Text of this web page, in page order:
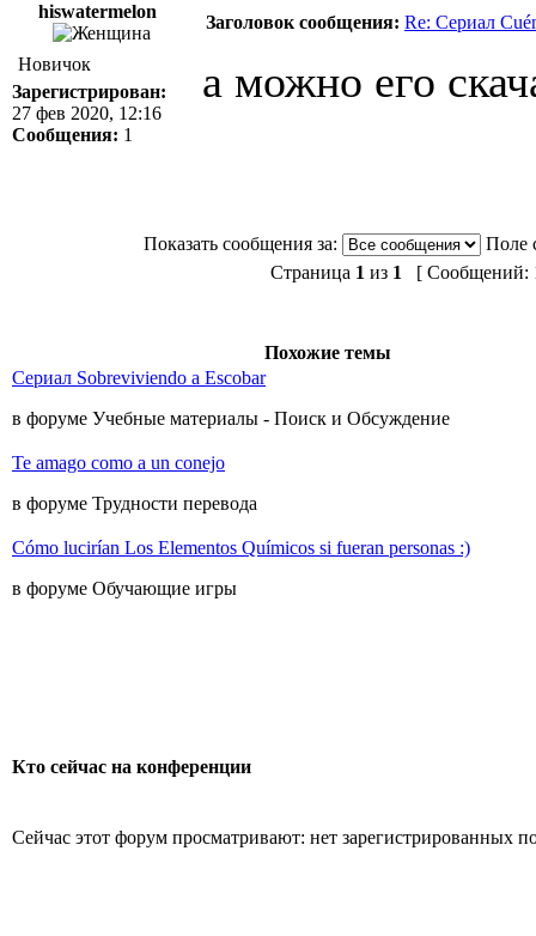
hiswatermelon
Заголовок сообщения: Re: Сериал
Новичок
Зарегистрирован:
27 фев 2020, 12:16
Сообщения: 1
а можно его
Показать сообщения за:
Поле
Страница 1 из 1 [ Сообщений:
Похожие темы
Сериал Sobreviviendo a Escobar
в форуме Учебные материалы - Поиск и Обсуждение
Te amago como a un conejo
в форуме Трудности перевода
Cómo lucirían Los Elementos Químicos si fueran personas :)
в форуме Обучающие игры
Кто сейчас на конференции
Сейчас этот форум просматривают: нет зарегистрированных